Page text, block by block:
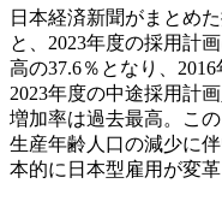
Masters組合員ログ
日本経済新聞がまとめ
と、2023年度の採用計
高の37.6％となり、
2023年度の中途採用計
増加率は過去最高。こ
生産年齢人口の減少に
本的に日本型雇用が変